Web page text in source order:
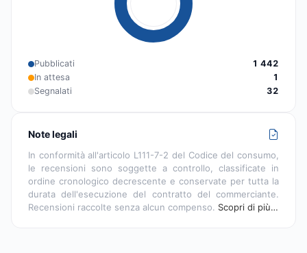
Pubblicati
1 442
In attesa
1
Segnalati
32
Note legali
In conformità all'articolo L111-7-2 del Codice del consumo,
le recensioni sono soggette a controllo, classificate in
ordine cronologico decrescente e conservate per tutta la
durata dell'esecuzione del contratto del commerciante.
Recensioni raccolte senza alcun compenso. Scopri di più…